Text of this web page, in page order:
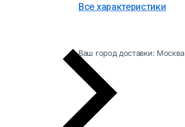
Все характеристики
Ваш город доставки: Москва